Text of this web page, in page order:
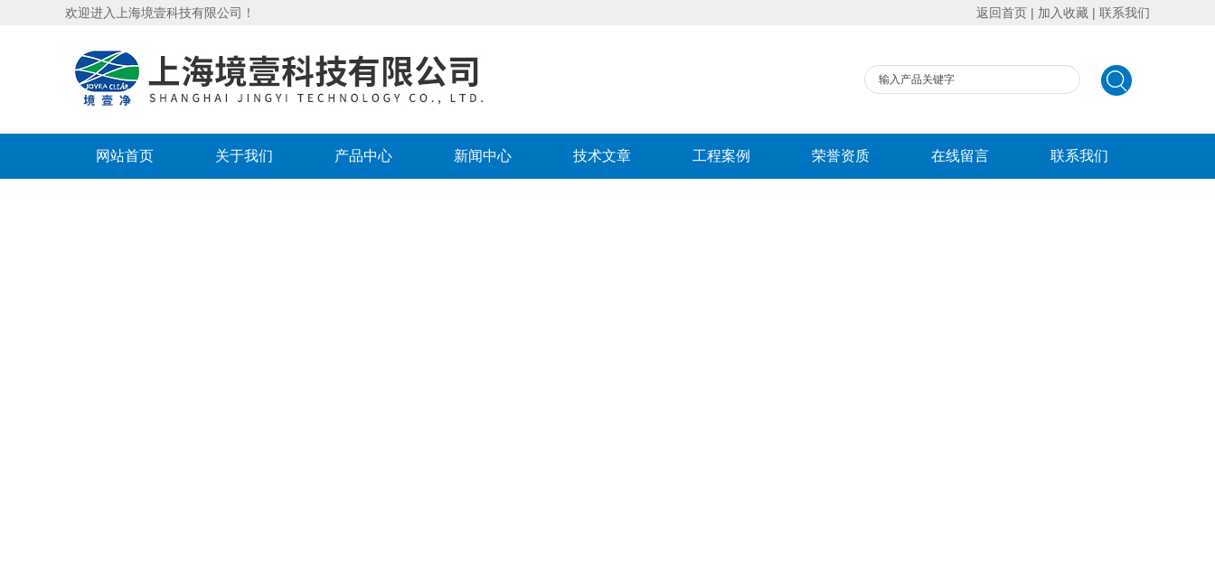
欢迎进入上海境壹科技有限公司！ 返回首页 | 加入收藏 | 联系我们
网站首页 关于我们 产品中心 新闻中心 技术文章 工程案例 荣誉资质 在线留言 联系我们